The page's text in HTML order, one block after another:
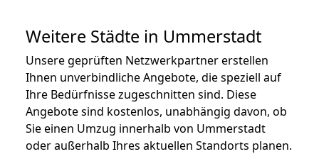
Weitere Städte in Ummerstadt
Unsere geprüften Netzwerkpartner erstellen
Ihnen unverbindliche Angebote, die speziell auf
Ihre Bedürfnisse zugeschnitten sind. Diese
Angebote sind kostenlos, unabhängig davon, ob
Sie einen Umzug innerhalb von Ummerstadt
oder außerhalb Ihres aktuellen Standorts planen.